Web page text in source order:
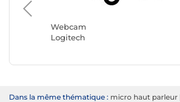
Webcam
Logitech
Dans la même thématique : micro haut parleur